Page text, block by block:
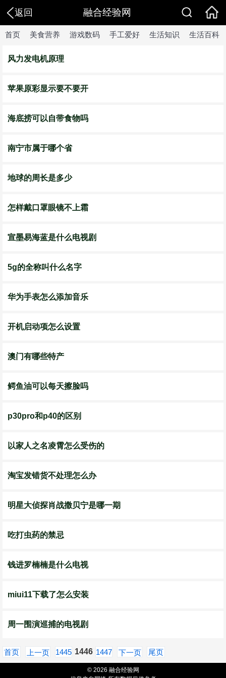
返回 融合经验网
首页 美食营养 游戏数码 手工爱好 生活知识 生活百科
风力发电机原理
苹果原彩显示要不要开
海底捞可以自带食物吗
南宁市属于哪个省
地球的周长是多少
怎样戴口罩眼镜不上霜
宣墨易海蓝是什么电视剧
5g的全称叫什么名字
华为手表怎么添加音乐
开机启动项怎么设置
澳门有哪些特产
鳄鱼油可以每天擦脸吗
p30pro和p40的区别
以家人之名凌霄怎么受伤的
淘宝发错货不处理怎么办
明星大侦探肖战撒贝宁是哪一期
吃打虫药的禁忌
钱进罗楠楠是什么电视
miui11下载了怎么安装
周一围演巡捕的电视剧
首页 上一页 1445 1446 1447 下一页 尾页
© 2026 融合经验网